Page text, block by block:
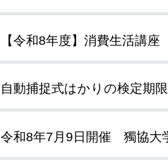
【令和8年度】消費生活講座
自動捕捉式はかりの検定期
令和8年7月9日開催 獨協大